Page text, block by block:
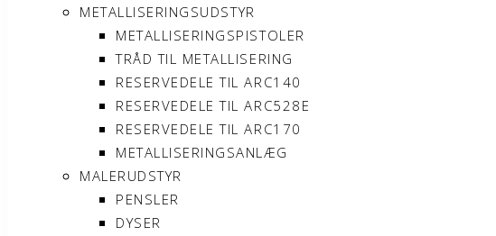
METALLISERINGSUDSTYR
METALLISERINGSPISTOLER
TRÅD TIL METALLISERING
RESERVEDELE TIL ARC140
RESERVEDELE TIL ARC528E
RESERVEDELE TIL ARC170
METALLISERINGSANLÆG
MALERUDSTYR
PENSLER
DYSER